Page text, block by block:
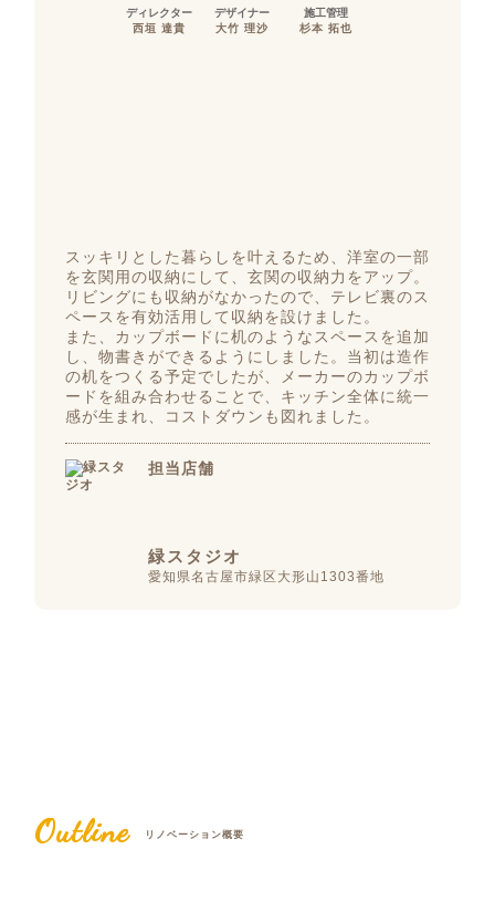
ディレクター
西垣 達貴
デザイナー
大竹 理沙
施工管理
杉本 拓也
スッキリとした暮らしを叶えるため、洋室の一部
を玄関用の収納にして、玄関の収納力をアップ。
リビングにも収納がなかったので、テレビ裏のス
ペースを有効活用して収納を設けました。
また、カップボードに机のようなスペースを追加
し、物書きができるようにしました。当初は造作
の机をつくる予定でしたが、メーカーのカップボ
ードを組み合わせることで、キッチン全体に統一
感が生まれ、コストダウンも図れました。
担当店舗
緑スタジオ
愛知県名古屋市緑区大形山1303番地
Outline リノベーション概要